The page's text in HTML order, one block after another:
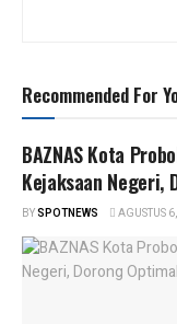
Recommended For
BAZNAS Kota
Kejaksaan Negeri,
BYSPOTNEWS AGUSTUS